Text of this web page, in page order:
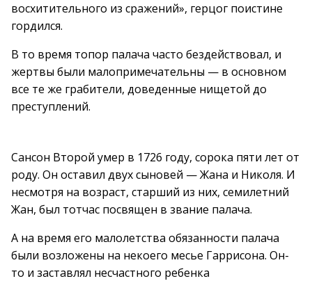
восхитительного из сражений», герцог поистине
гордился.
В то время топор палача часто бездействовал, и
жертвы были малопримечательны — в основном
все те же грабители, доведенные нищетой до
преступлений.
Сансон Второй умер в 1726 году, сорока пяти лет от
роду. Он оставил двух сыновей — Жана и Николя. И
несмотря на возраст, старший из них, семилетний
Жан, был тотчас посвящен в звание палача.
А на время его малолетства обязанности палача
были возложены на некоего месье Гаррисона. Он-
то и заставлял несчастного ребенка